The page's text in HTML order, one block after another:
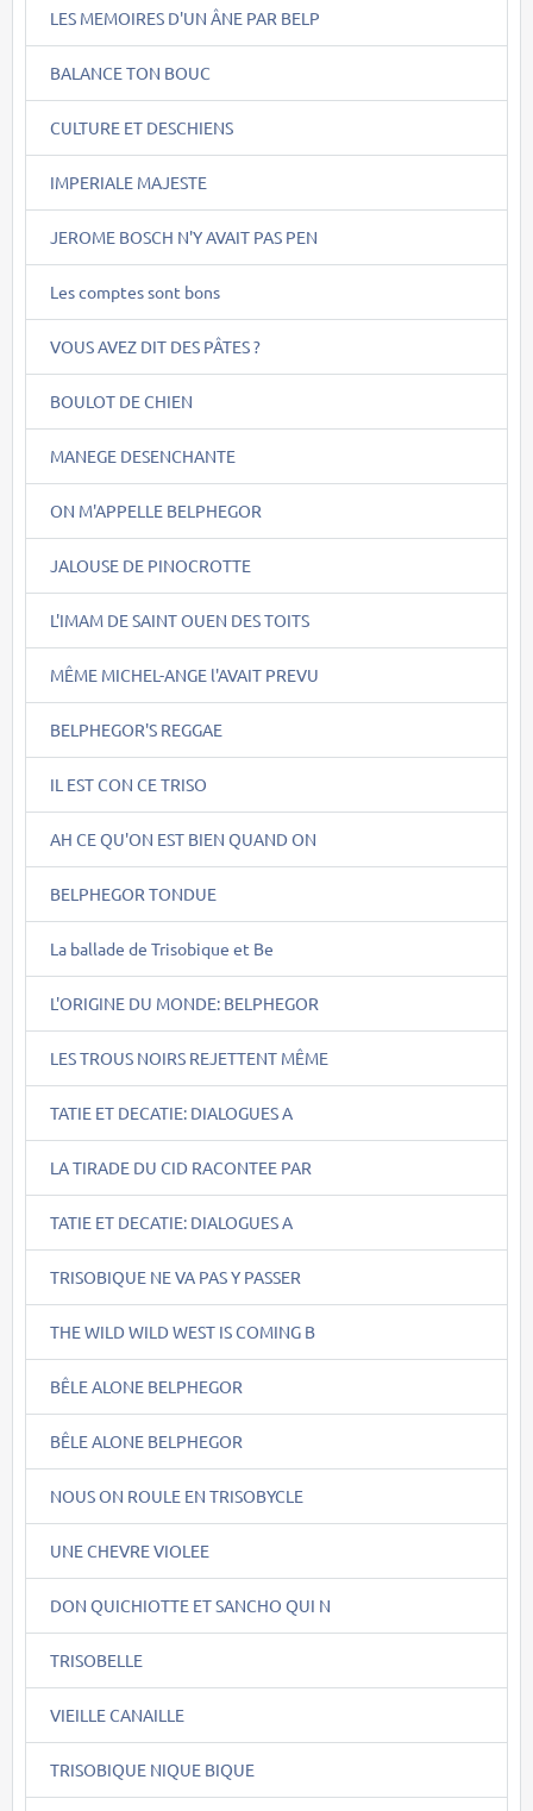
LES MEMOIRES D'UN ÂNE PAR BELP
BALANCE TON BOUC
CULTURE ET DESCHIENS
IMPERIALE MAJESTE
JEROME BOSCH N'Y AVAIT PAS PEN
Les comptes sont bons
VOUS AVEZ DIT DES PÂTES ?
BOULOT DE CHIEN
MANEGE DESENCHANTE
ON M'APPELLE BELPHEGOR
JALOUSE DE PINOCROTTE
L'IMAM DE SAINT OUEN DES TOITS
MÊME MICHEL-ANGE l'AVAIT PREVU
BELPHEGOR'S REGGAE
IL EST CON CE TRISO
AH CE QU'ON EST BIEN QUAND ON
BELPHEGOR TONDUE
La ballade de Trisobique et Be
L'ORIGINE DU MONDE: BELPHEGOR
LES TROUS NOIRS REJETTENT MÊME
TATIE ET DECATIE: DIALOGUES A
LA TIRADE DU CID RACONTEE PAR
TATIE ET DECATIE: DIALOGUES A
TRISOBIQUE NE VA PAS Y PASSER
THE WILD WILD WEST IS COMING B
BÊLE ALONE BELPHEGOR
BÊLE ALONE BELPHEGOR
NOUS ON ROULE EN TRISOBYCLE
UNE CHEVRE VIOLEE
DON QUICHIOTTE ET SANCHO QUI N
TRISOBELLE
VIEILLE CANAILLE
TRISOBIQUE NIQUE BIQUE